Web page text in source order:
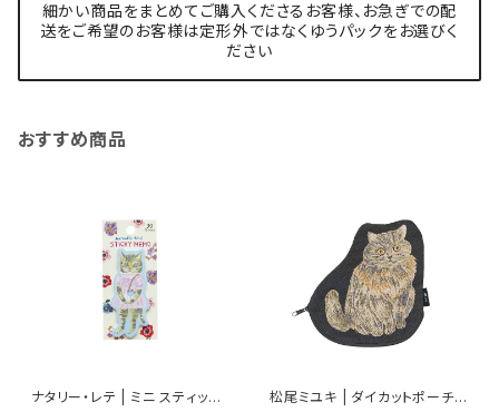
細かい商品をまとめてご購入くださるお客様、お急ぎでの配
送をご希望のお客様は定形外ではなくゆうパックをお選びく
ださい
おすすめ商品
ナタリー・レテ | ミニ スティッキ
松尾ミユキ | ダイカットポーチ |